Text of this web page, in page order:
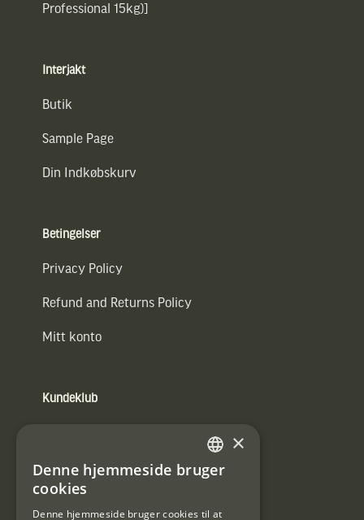
Professional 15kg)]
Interjakt
Butik
Sample Page
Din Indkøbskurv
Betingelser
Privacy Policy
Refund and Returns Policy
Mitt konto
Kundeklub
E-
post
SWEDISH
×
Denne hjemmeside bruger
cookies
Denne hjemmeside bruger cookies til at